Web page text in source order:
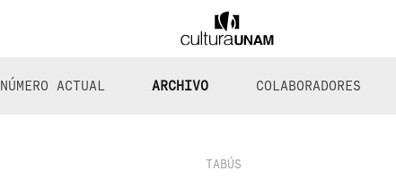
NÚMERO ACTUAL ARCHIVO COLABORADORES
TABÚS